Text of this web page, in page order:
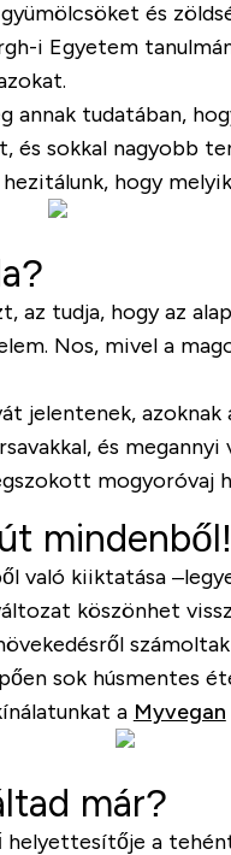
és
i Egyetem
annak tudatában,
és sokkal nagyobb
hogy
az tudja, hogy az
Nos, mivel a
jelentenek,
és
mogyoróvaj
mindenből!
való kiiktatása
köszönhet
sok húsmentes
a Myvegan
már?
helyettesítője a